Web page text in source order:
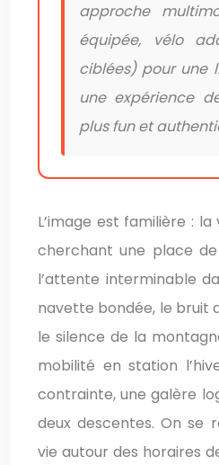
approche
équipée, vélo
ciblées) pour une
une expérience
plus fun et
L’image est familière :
cherchant une place
l’attente interminable
navette bondée, le bruit
le silence de la
mobilité en station
contrainte, une galère
deux descentes. On se
vie autour des horaires